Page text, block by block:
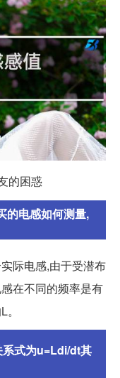
的困惑
的电感如何测量,
际电感,由于受潜布
在不同的频率是有
式为u=Ldi/dt其